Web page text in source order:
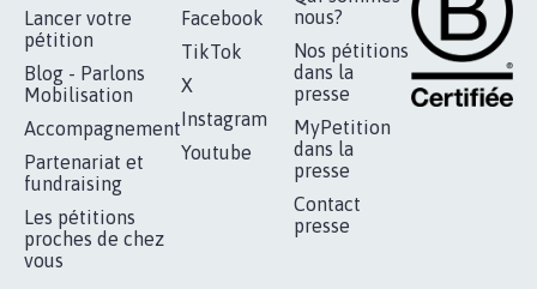
Lancer votre
pétition
Blog - Parlons
Mobilisation
Accompagnement
Partenariat et
fundraising
Les pétitions
proches de chez
vous
Facebook
TikTok
X
Instagram
Youtube
nous?
Nos pétitions
dans la
presse
MyPetition
dans la
presse
Contact
presse